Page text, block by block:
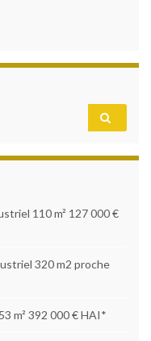
110 m² 127 000 €
320 m2 proche
m² 392 000 € HAI*